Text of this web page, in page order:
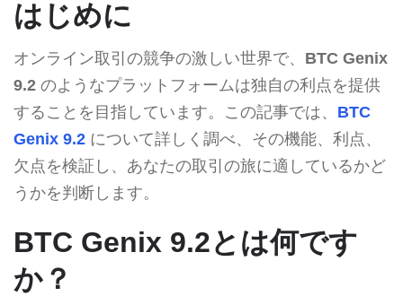
はじめに
オンライン取引の競争の激しい世界で、 BTC Genix
9.2 のようなプラットフォームは独自の利点を提供
することを目指しています。この記事では、 BTC
Genix 9.2 について詳しく調べ、その機能、利点、
欠点を検証し、あなたの取引の旅に適しているかど
うかを判断します。
BTC Genix 9.2とは何です
か？